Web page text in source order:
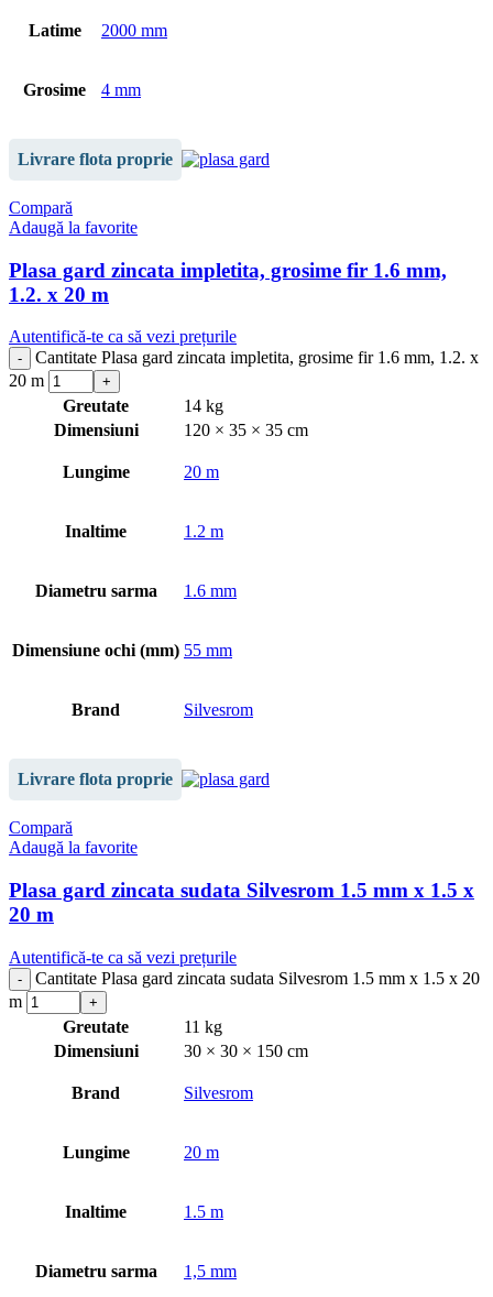
Latime 2000 mm
Grosime 4 mm
Livrare flota proprie
Compară
Adaugă la favorite
Plasa gard zincata impletita, grosime fir 1.6 mm,
1.2. x 20 m
Autentifică-te ca să vezi prețurile
Cantitate Plasa gard zincata impletita, grosime fir 1.6 mm, 1.2. x
20 m
Greutate
14 kg
Dimensiuni
120 × 35 × 35 cm
Lungime 20 m
Inaltime 1.2 m
Diametru sarma 1.6 mm
Dimensiune ochi (mm) 55 mm
Brand Silvesrom
Livrare flota proprie
Compară
Adaugă la favorite
Plasa gard zincata sudata Silvesrom 1.5 mm x 1.5 x
20 m
Autentifică-te ca să vezi prețurile
Cantitate Plasa gard zincata sudata Silvesrom 1.5 mm x 1.5 x 20
m
Greutate
11 kg
Dimensiuni
30 × 30 × 150 cm
Brand Silvesrom
Lungime 20 m
Inaltime 1.5 m
Diametru sarma 1,5 mm